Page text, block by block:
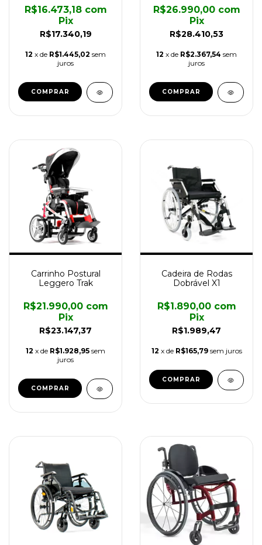
R$17.340,19
R$16.473,18 com
Pix
12 x de R$1.445,02 sem
juros
R$28.410,53
R$26.990,00 com
Pix
12 x de R$2.367,54 sem
juros
Carrinho Postural
Leggero Trak
R$23.147,37
R$21.990,00 com
Pix
12 x de R$1.928,95 sem
juros
Cadeira de Rodas
Dobrável X1
R$1.989,47
R$1.890,00 com
Pix
12 x de R$165,79 sem juros
COMPRAR